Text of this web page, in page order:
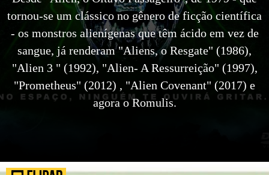
tornou-se um clássico no gênero de ficção científica
- os monstros alienígenas que têm ácido em vez de
sangue, já renderam "Aliens, o Resgate" (1986),
"Alien 3 " (1992), "Alien- A Ressurreição" (1997),
"Prometheus" (2012) , "Alien Covenant" (2017) e
agora o Romulis.